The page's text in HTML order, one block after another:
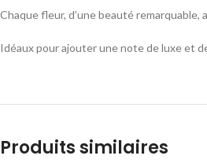
Chaque fleur, d’une beauté
Idéaux pour ajouter une note de luxe et
Produits similaires